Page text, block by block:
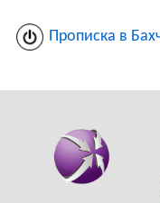
Прописка в